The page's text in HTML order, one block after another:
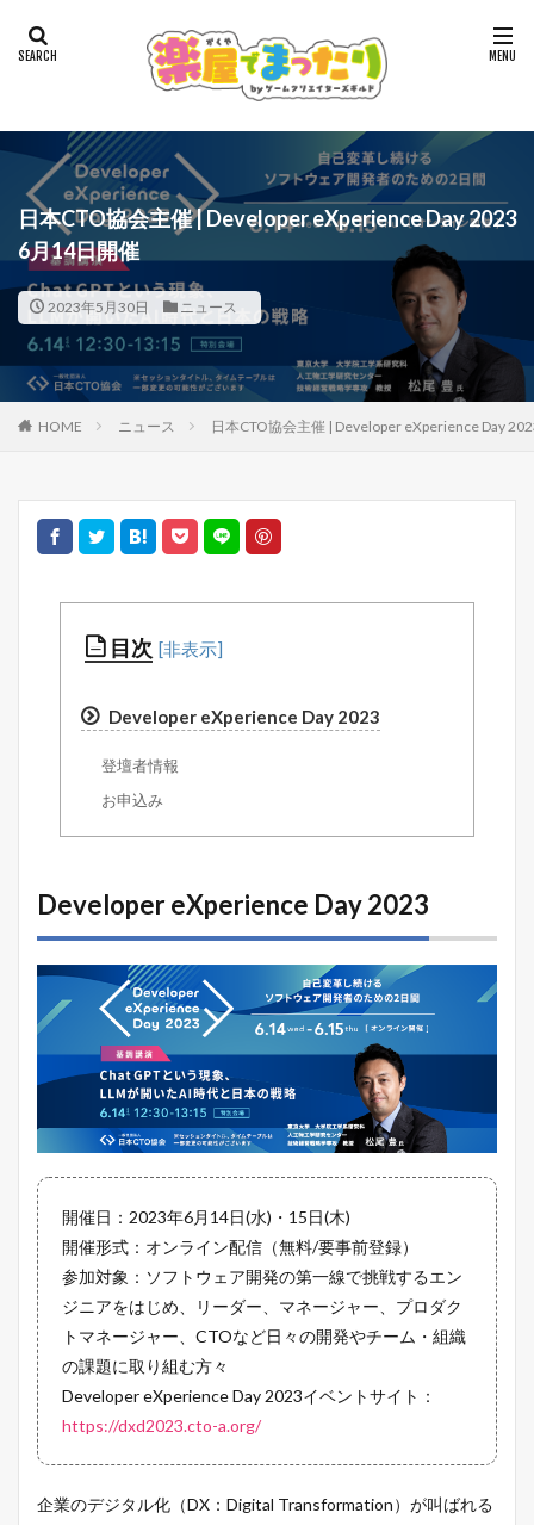
日本CTO協会主催 | Developer eXperience Day 2023
6月14日開催
2023年5月30日 ニュース
HOME ニュース 日本CTO協会主催 | Developer eXperience Day
目次
Developer eXperience Day 2023
登壇者情報
お申込み
Developer eXperience Day 2023
開催日：2023年6月14日(水)・15日(木)
開催形式：オンライン配信（無料/要事前登録）
参加対象：ソフトウェア開発の第一線で挑戦するエン
ジニアをはじめ、リーダー、マネージャー、プロダク
トマネージャー、CTOなど日々の開発やチーム・組織
の課題に取り組む方々
Developer eXperience Day 2023イベントサイト：
https://dxd2023.cto-a.org/
企業のデジタル化（DX：Digital Transformation）が叫ばれる